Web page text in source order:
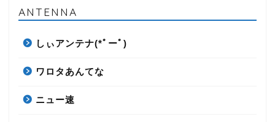
ANTENNA
しぃアンテナ(*ﾟーﾟ)
ワロタあんてな
ニュー速